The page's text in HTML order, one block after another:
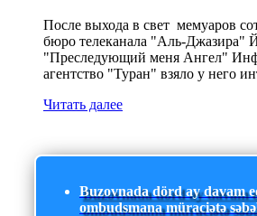
После выхода в свет мемуаров
бюро телеканала "Аль-
"Преследующий меня Ангел"
агентство "Туран" взяло у него
Читать далее
Buzovnada dörd ay davam
ombudsmana müraciətə